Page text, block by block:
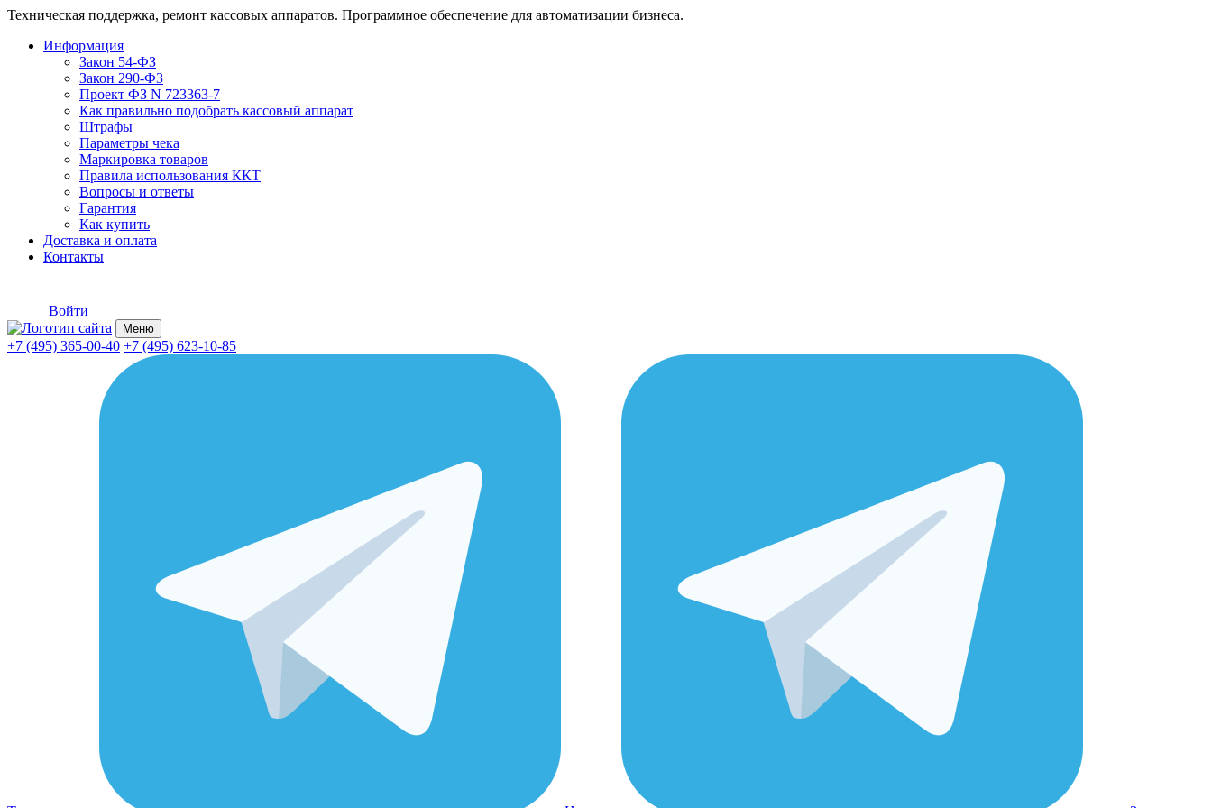
Техническая поддержка, ремонт кассовых аппаратов. Программное обеспечение для автоматизации бизнеса.
Информация
Закон 54-ФЗ
Закон 290-ФЗ
Проект ФЗ N 723363-7
Как правильно подобрать кассовый аппарат
Штрафы
Параметры чека
Маркировка товаров
Правила использования ККТ
Вопросы и ответы
Гарантия
Как купить
Доставка и оплата
Контакты
Войти
Меню
+7 (495) 365-00-40 +7 (495) 623-10-85